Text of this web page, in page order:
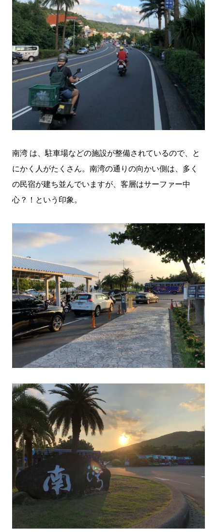
南湾 は、駐車場などの施設が整備されているので、と
にかく人がたくさん。南湾の通りの向かい側は、多く
の民宿が建ち並んでいますが、客層はサーファー中
心？！という印象。